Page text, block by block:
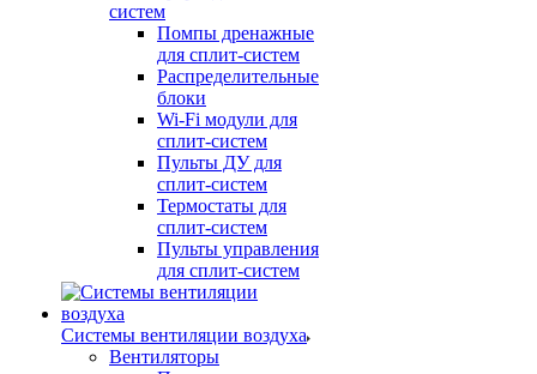
систем
Помпы дренажные
для сплит-систем
Распределительные
блоки
Wi-Fi модули для
сплит-систем
Пульты ДУ для
сплит-систем
Термостаты для
сплит-систем
Пульты управления
для сплит-систем
Системы вентиляции воздуха
Вентиляторы